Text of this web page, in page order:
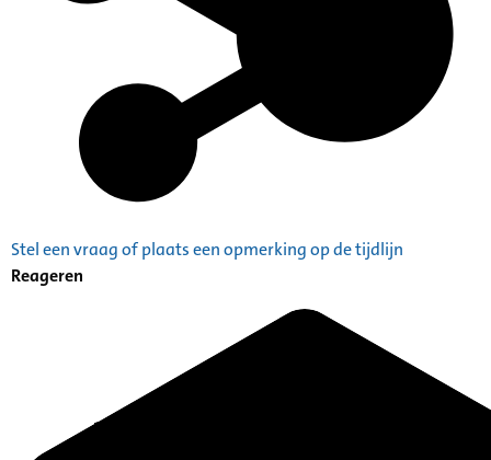
Stel een vraag of plaats een opmerking op de tijdlijn
Reageren